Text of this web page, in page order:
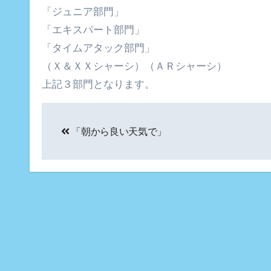
「ジュニア部門」
「エキスパート部門」
「タイムアタック部門」
（Ｘ＆ＸＸシャーシ）（ＡＲシャーシ）
上記３部門となります。
ナ
「朝から良い天気で」